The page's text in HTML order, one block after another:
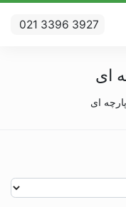
021 3396 3927
ای
ای